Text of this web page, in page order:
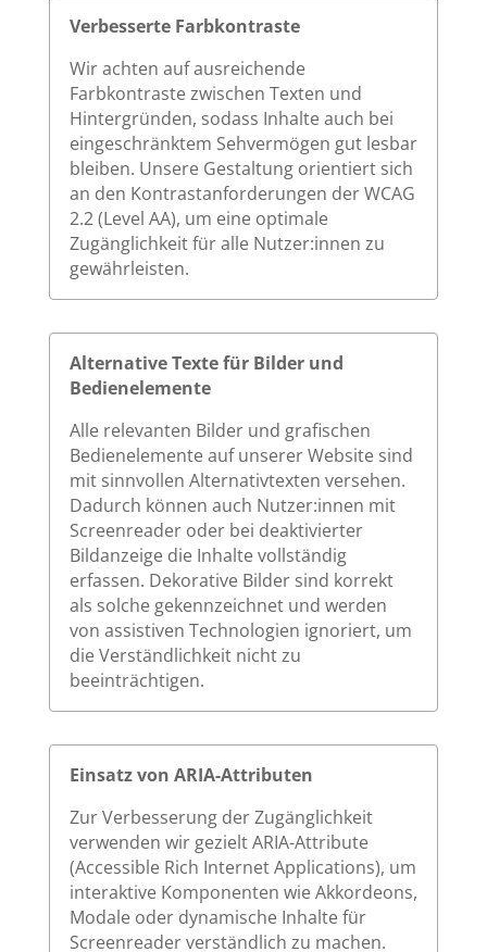
Verbesserte Farbkontraste
Wir achten auf ausreichende
Farbkontraste zwischen Texten und
Hintergründen, sodass Inhalte auch bei
eingeschränktem Sehvermögen gut lesbar
bleiben. Unsere Gestaltung orientiert sich
an den Kontrastanforderungen der WCAG
2.2 (Level AA), um eine optimale
Zugänglichkeit für alle Nutzer:innen zu
gewährleisten.
Alternative Texte für Bilder und
Bedienelemente
Alle relevanten Bilder und grafischen
Bedienelemente auf unserer Website sind
mit sinnvollen Alternativtexten versehen.
Dadurch können auch Nutzer:innen mit
Screenreader oder bei deaktivierter
Bildanzeige die Inhalte vollständig
erfassen. Dekorative Bilder sind korrekt
als solche gekennzeichnet und werden
von assistiven Technologien ignoriert, um
die Verständlichkeit nicht zu
beeinträchtigen.
Einsatz von ARIA-Attributen
Zur Verbesserung der Zugänglichkeit
verwenden wir gezielt ARIA-Attribute
(Accessible Rich Internet Applications), um
interaktive Komponenten wie Akkordeons,
Modale oder dynamische Inhalte für
Screenreader verständlich zu machen.